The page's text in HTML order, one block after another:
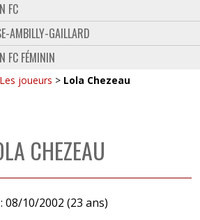
FC
AMBILLY-GAILLARD
FC FÉMININ
Les joueurs > Lola Chezeau
CHEZEAU
: 08/10/2002 (23 ans)